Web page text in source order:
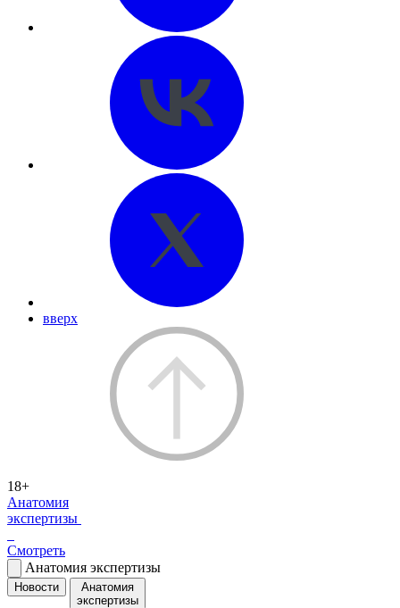
вверх
18+
Анатомия
экспертизы
Смотреть
Анатомия экспертизы
Новости
Анатомия
экспертизы